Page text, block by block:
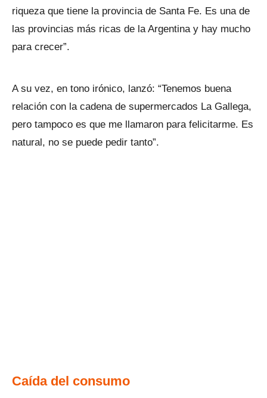
riqueza que tiene la provincia de Santa Fe. Es una de
las provincias más ricas de la Argentina y hay mucho
para crecer”.
A su vez, en tono irónico, lanzó: “Tenemos buena
relación con la cadena de supermercados La Gallega,
pero tampoco es que me llamaron para felicitarme. Es
natural, no se puede pedir tanto”.
Caída del consumo